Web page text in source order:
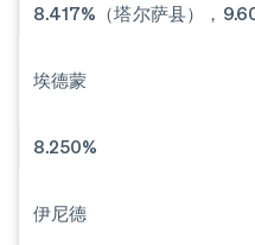
8.417%（塔尔萨县），
埃德蒙
8.250%
伊尼德